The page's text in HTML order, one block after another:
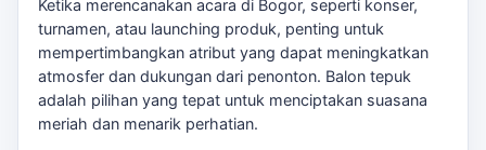
Ketika merencanakan acara di Bogor, seperti konser,
turnamen, atau launching produk, penting untuk
mempertimbangkan atribut yang dapat meningkatkan
atmosfer dan dukungan dari penonton. Balon tepuk
adalah pilihan yang tepat untuk menciptakan suasana
meriah dan menarik perhatian.